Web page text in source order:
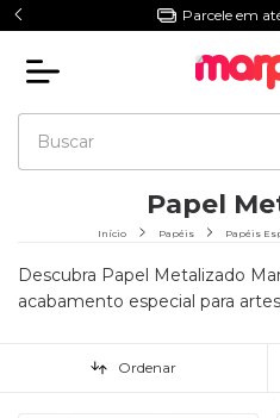
Parcele em
Papel
Início Papéis Papéis
Descubra Papel Metalizado
acabamento especial para
Ordenar